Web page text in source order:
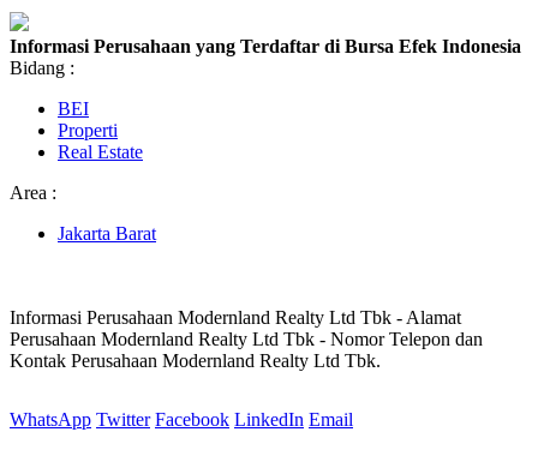
Informasi Perusahaan yang Terdaftar di Bursa Efek Indonesia
Bidang :
BEI
Properti
Real Estate
Area :
Jakarta Barat
Informasi Perusahaan Modernland Realty Ltd Tbk - Alamat
Perusahaan Modernland Realty Ltd Tbk - Nomor Telepon dan
Kontak Perusahaan Modernland Realty Ltd Tbk.
WhatsApp Twitter Facebook LinkedIn Email